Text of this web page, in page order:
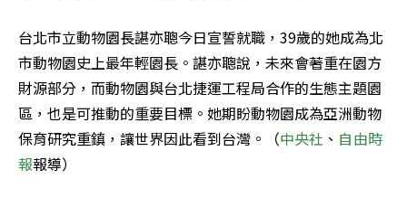
台北市立動物園長諶亦聰今日宣誓就職，39歲的她成為北
市動物園史上最年輕園長。諶亦聰說，未來會著重在園方
財源部分，而動物園與台北捷運工程局合作的生態主題園
區，也是可推動的重要目標。她期盼動物園成為亞洲動物
保育研究重鎮，讓世界因此看到台灣。（中央社 、 自由時
報報導）